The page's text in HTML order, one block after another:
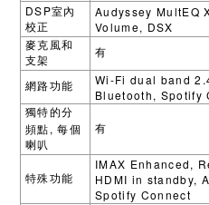
DSP室內
校正
Audyssey MultEQ
Volume, DSX
麥克風和
支架
有
網路功能
Wi-Fi dual band
Bluetooth, Spotify
獨特的分
頻點 ,每個
喇叭
有
特殊功能
IMAX Enhanced,
HDMI in standby,
Spotify Connect